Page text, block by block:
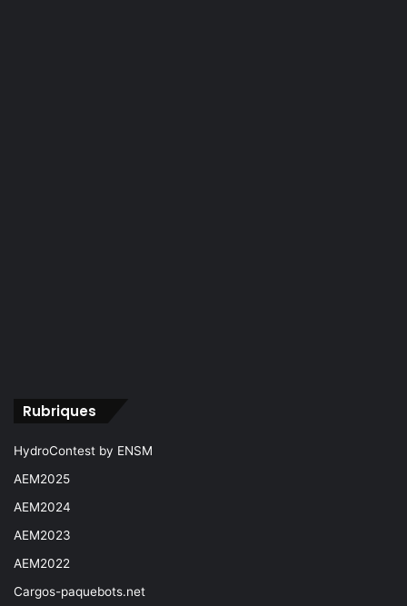
Rubriques
HydroContest by ENSM
AEM2025
AEM2024
AEM2023
AEM2022
Cargos-paquebots.net